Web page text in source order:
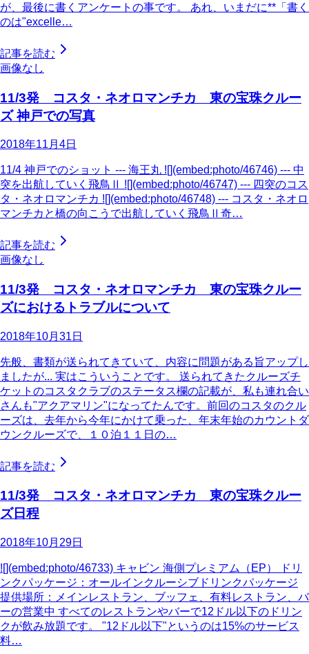
が、最後に書くアンケートの事です。 あれ、いまだに**「書く
のは"excelle…
記事を読む
画像なし
11/3発 コスタ・ネオロマンチカ 東の宝珠クルー
ズ 神戸での写真
2018年11月4日
11/4 神戸でのショット --- 海王丸 ![](embed:photo/46746) --- 中
突を出航していく飛鳥Ⅱ ![](embed:photo/46747) --- 四突のコス
タ・ネオロマンチカ ![](embed:photo/46748) --- コスタ・ネオロ
マンチカと橋の向こうで出航していく飛鳥Ⅱ奇…
記事を読む
画像なし
11/3発 コスタ・ネオロマンチカ 東の宝珠クルー
ズにおけるトラブルについて
2018年10月31日
先般、書類が送られてきていて、内容に問題がある旨アップし
ましたが... 実はこういうことです。 送られてきたクルーズチ
ケットのコスタクラブのステータス欄の記載が、私も連れ合い
さんも"アクアマリン"になってたんです。前回のコスタのクル
ーズは、去年から今年にかけて乗った、年末年始のカウントダ
ウンクルーズで、１０泊１１日の…
記事を読む
11/3発 コスタ・ネオロマンチカ 東の宝珠クルー
ズ日程
2018年10月29日
![](embed:photo/46733) キャビン 海側プレミアム（EP） ドリ
ンクパッケージ：オールインクルーシブドリンクパッケージ
提供場所：メインレストラン、ブッフェ、有料レストラン、バ
ーの営業中 すべてのレストランやバーで12ドル以下のドリン
クが飲み放題です。 "12ドル以下"というのは15%のサービス
料…